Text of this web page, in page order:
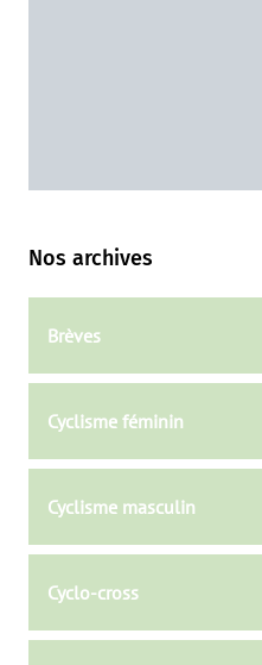
Nos archives
Brèves
Cyclisme féminin
Cyclisme masculin
Cyclo-cross